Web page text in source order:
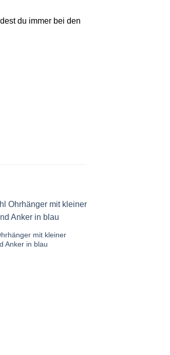
du immer bei den
Wunschliste
mit kleiner
Anker in blau